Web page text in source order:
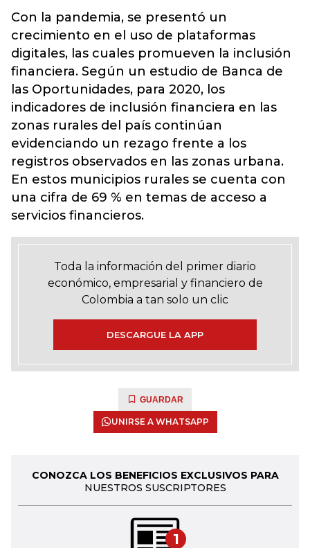
Con la pandemia, se presentó un
crecimiento en el uso de plataformas
digitales, las cuales promueven la inclusión
financiera. Según un estudio de Banca de
las Oportunidades, para 2020, los
indicadores de inclusión financiera en las
zonas rurales del país continúan
evidenciando un rezago frente a los
registros observados en las zonas urbana.
En estos municipios rurales se cuenta con
una cifra de 69 % en temas de acceso a
servicios financieros.
Toda la información del primer diario
económico, empresarial y financiero de
Colombia a tan solo un clic
DESCARGUE LA APP
GUARDAR
UNIRSE A WHATSAPP
CONOZCA LOS BENEFICIOS EXCLUSIVOS PARA
NUESTROS SUSCRIPTORES
1